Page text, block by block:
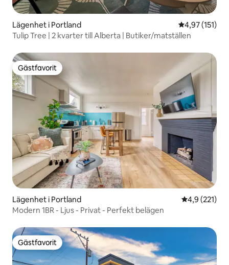
Lägenhet i Portland 4,97 av 5 i
4,97 (151)
Tulip Tree | 2 kvarter till Alberta | Butiker/matställen
Gästfavorit
Gästfavorit
Lägenhet i Portland 4,9 av 5 i
4,9 (221)
Modern 1BR - Ljus - Privat - Perfekt belägen
Gästfavorit
Gästfavorit